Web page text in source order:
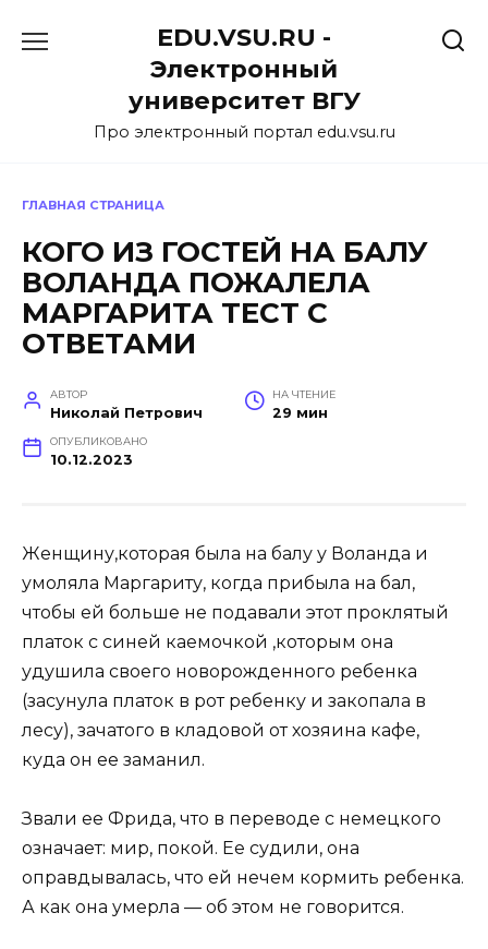
EDU.VSU.RU -
Электронный
университет ВГУ
Про электронный портал edu.vsu.ru
ГЛАВНАЯ СТРАНИЦА
КОГО ИЗ ГОСТЕЙ НА БАЛУ
ВОЛАНДА ПОЖАЛЕЛА
МАРГАРИТА ТЕСТ С
ОТВЕТАМИ
АВТОР
Николай Петрович
НА ЧТЕНИЕ
29 мин
ОПУБЛИКОВАНО
10.12.2023
Женщину,которая была на балу у Воланда и
умоляла Маргариту, когда прибыла на бал,
чтобы ей больше не подавали этот проклятый
платок с синей каемочкой ,которым она
удушила своего новорожденного ребенка
(засунула платок в рот ребенку и закопала в
лесу), зачатого в кладовой от хозяина кафе,
куда он ее заманил.
Звали ее Фрида, что в переводе с немецкого
означает: мир, покой. Ее судили, она
оправдывалась, что ей нечем кормить ребенка.
А как она умерла — об этом не говорится.